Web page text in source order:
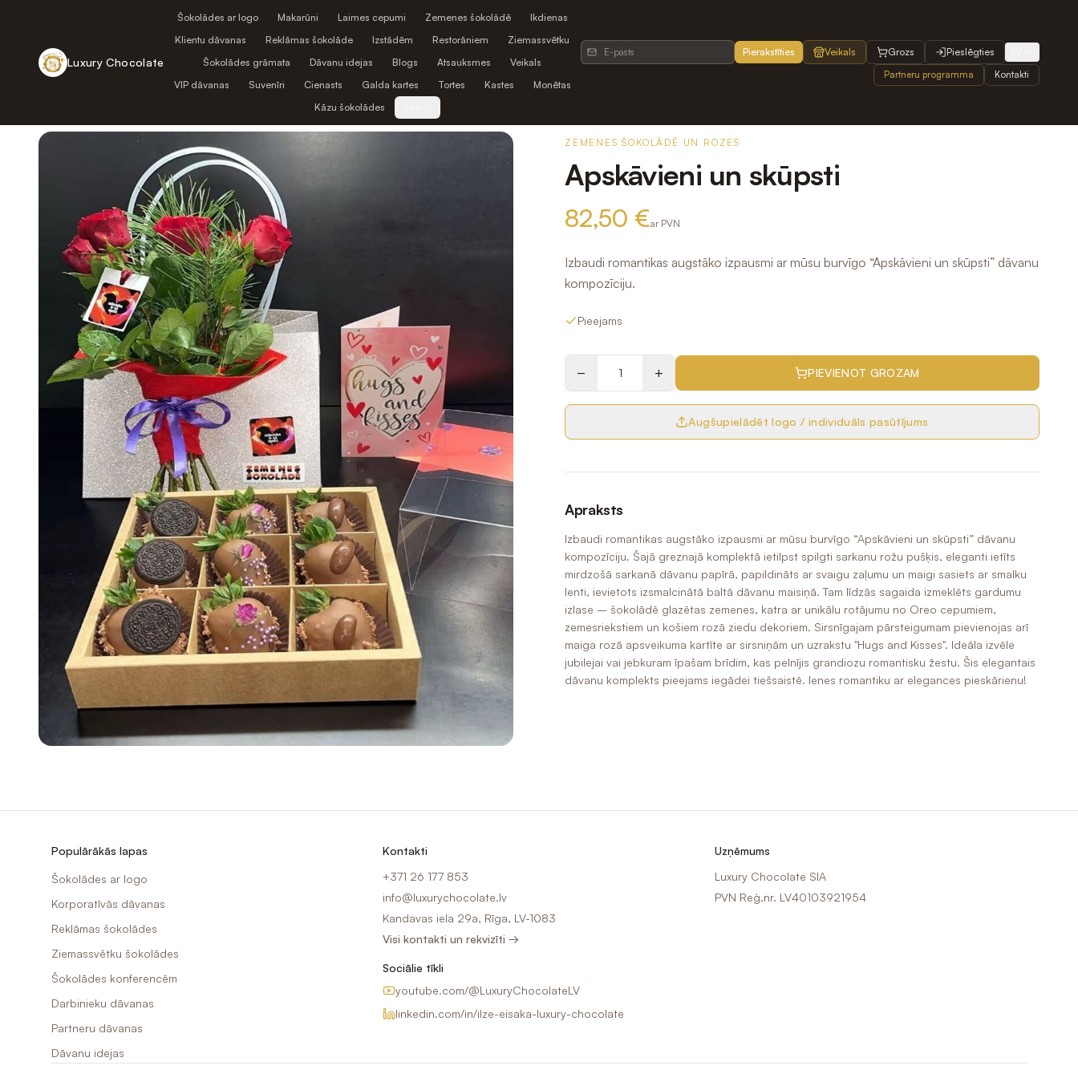
Luxury Chocolate
Šokolādes ar logo Makarūni Laimes cepumi Zemenes šokolādē
Ikdienas
Klientu dāvanas
Reklāmas šokolāde Izstādēm Restorāniem
Ziemassvētku
Šokolādes grāmata
Dāvanu idejas Blogs Atsauksmes
Veikals
VIP dāvanas
Suvenīri Cienasts Galda kartes Tortes Kastes
Monētas
Kāzu šokolādes
Pierakstīties Veikals Grozs Pieslēgties
Partneru programma Kontakti
ZEMENES ŠOKOLĀDĒ UN ROZES
Apskāvieni un skūpsti
82,50 €ar PVN
Izbaudi romantikas augstāko izpausmi ar mūsu burvīgo “Apskāvieni un skūpsti” dāvanu
kompozīciju.
Pieejams
− + PIEVIENOT GROZAM
Augšupielādēt logo / individuāls pasūtījums
Apraksts
Izbaudi romantikas augstāko izpausmi ar mūsu burvīgo “Apskāvieni un skūpsti” dāvanu
kompozīciju. Šajā greznajā komplektā ietilpst spilgti sarkanu rožu pušķis, eleganti ietīts
mirdzošā sarkanā dāvanu papīrā, papildināts ar svaigu zaļumu un maigi sasiets ar smalku
lenti, ievietots izsmalcinātā baltā dāvanu maisiņā. Tam līdzās sagaida izmeklēts gardumu
izlase – šokolādē glazētas zemenes, katra ar unikālu rotājumu no Oreo cepumiem,
zemesriekstiem un košiem rozā ziedu dekoriem. Sirsnīgajam pārsteigumam pievienojas arī
maiga rozā apsveikuma kartīte ar sirsniņām un uzrakstu "Hugs and Kisses". Ideāla izvēle
jubilejai vai jebkuram īpašam brīdim, kas pelnījis grandiozu romantisku žestu. Šis elegantais
dāvanu komplekts pieejams iegādei tiešsaistē. Ienes romantiku ar elegances pieskārienu!
Populārākās lapas
Šokolādes ar logo
Korporatīvās dāvanas
Reklāmas šokolādes
Ziemassvētku šokolādes
Šokolādes konferencēm
Darbinieku dāvanas
Partneru dāvanas
Dāvanu idejas
Kontakti
+371 26 177 853
info@luxurychocolate.lv
Kandavas iela 29a, Rīga, LV-1083
Visi kontakti un rekvizīti →
Sociālie tīkli
youtube.com/@LuxuryChocolateLV
linkedin.com/in/ilze-eisaka-luxury-chocolate
Uzņēmums
Luxury Chocolate SIA
PVN Reģ.nr. LV40103921954